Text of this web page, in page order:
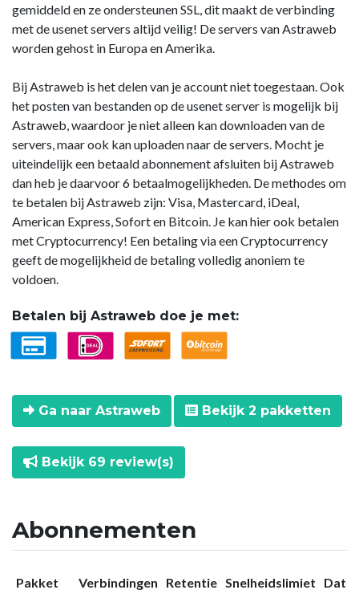
gemiddeld en ze ondersteunen SSL, dit maakt de verbinding
met de usenet servers altijd veilig! De servers van Astraweb
worden gehost in Europa en Amerika.
Bij Astraweb is het delen van je account niet toegestaan. Ook
het posten van bestanden op de usenet server is mogelijk bij
Astraweb, waardoor je niet alleen kan downloaden van de
servers, maar ook kan uploaden naar de servers. Mocht je
uiteindelijk een betaald abonnement afsluiten bij Astraweb
dan heb je daarvoor 6 betaalmogelijkheden. De methodes om
te betalen bij Astraweb zijn: Visa, Mastercard, iDeal,
American Express, Sofort en Bitcoin. Je kan hier ook betalen
met Cryptocurrency! Een betaling via een Cryptocurrency
geeft de mogelijkheid de betaling volledig anoniem te
voldoen.
Betalen bij Astraweb doe je met:
Ga naar Astraweb Bekijk 2 pakketten
Bekijk 69 review(s)
Abonnementen
Pakket Verbindingen Retentie Snelheidslimiet